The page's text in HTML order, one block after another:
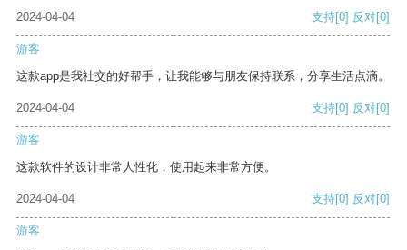
2024-04-04
支持[0] 反对[0]
游客
这款app是我社交的好帮手，让我能够与朋友保持联系，分享生活点滴。
2024-04-04 支持[0] 反对[0]
游客
这款软件的设计非常人性化，使用起来非常方便。
2024-04-04 支持[0] 反对[0]
游客